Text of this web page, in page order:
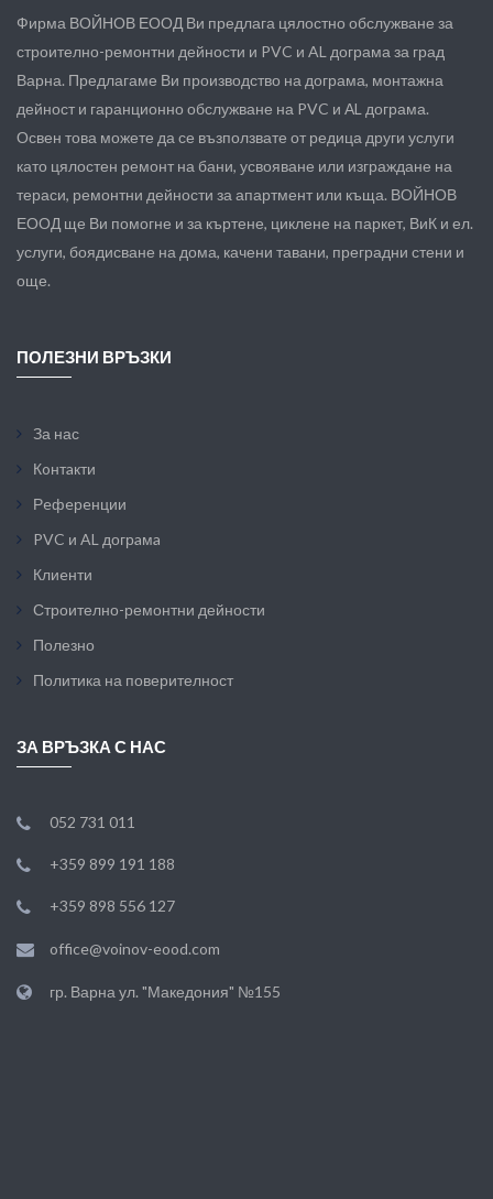
Фирма ВОЙНОВ ЕООД Ви предлага цялостно обслужване за
строително-ремонтни дейности и PVC и AL дограма за град
Варна. Предлагаме Ви производство на дограма, монтажна
дейност и гаранционно обслужване на PVC и АL дограма.
Освен това можете да се възползвате от редица други услуги
като цялостен ремонт на бани, усвояване или изграждане на
тераси, ремонтни дейности за апартмент или къща. ВОЙНОВ
ЕООД ще Ви помогне и за къртене, циклене на паркет, ВиК и ел.
услуги, боядисване на дома, качени тавани, преградни стени и
още.
ПОЛЕЗНИ ВРЪЗКИ
За нас
Кoнтaкти
Рeфeрeнции
PVC и AL догрaмa
Клиeнти
Строително-ремонтни дейности
Полезно
Политика на поверителност
ЗА ВРЪЗКА С НАС
052 731 011
+359 899 191 188
+359 898 556 127
office@voinov-eood.com
гр. Варна ул. "Македония" №155